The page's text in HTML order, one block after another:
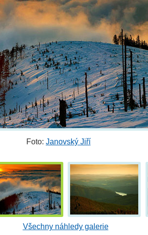
Foto: Janovský Jiří
Všechny náhledy galerie